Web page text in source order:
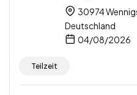
30974
Deutschland
04/08/2026
Teilzeit